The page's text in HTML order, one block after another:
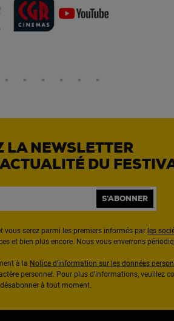
LA NEWSLETTER
DU
S'ABONNER
vous serez parmi les premiers informés par les
et bien plus encore. Nous vous enverrons
à la Notice d'information sur les données
personnel. Pour plus d'informations, veuillez
à tout moment.